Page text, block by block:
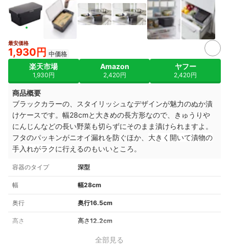
最安価格
1,930円 中価格
楽天市場
1,930円
Amazon
2,420円
ヤフー
2,420円
商品概要
ブラックカラーの、スタイリッシュなデザインが魅力のぬか漬
けケースです。幅28cmと大きめの長方形なので、きゅうりや
にんじんなどの長い野菜も切らずにそのまま漬けられますよ。
フタのパッキンがニオイ漏れを防ぐほか、 大きく開いて漬物の
手入れがラクに行えるのもいいところ。
容器のタイプ 深型
幅 幅28cm
奥行 奥行16.5cm
高さ 高さ12.2cm
全部見る